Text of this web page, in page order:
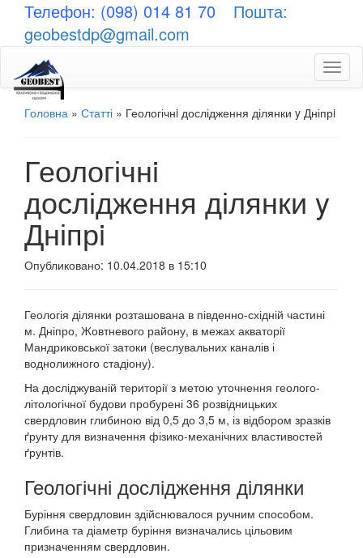
Телефон: (098) 014 81 70
Пошта:
geobestdp@gmail.com
Головна » Статті » Геологічнi дослідження ділянки y Дніпрi
Геологічнi
дослідження ділянки y
Дніпрi
Опубликовано: 10.04.2018 в 15:10
Геологія ділянки розташована в південно-східній частині
м. Дніпро, Жовтневого району, в межах акваторії
Мандриковської затоки (веслувальних каналів і
воднолижного стадіону).
На досліджуваній території з метою уточнення геолого-
літологічної будови пробурені 36 розвідницьких
свердловин глибиною від 0,5 до 3,5 м, із відбором зразків
ґрунту для визначення фізико-механічних властивостей
ґрунтів.
Геологічні дослідження ділянки
Буріння свердловин здійснювалося ручним способом.
Глибина та діаметр буріння визначались цільовим
призначенням свердловин.